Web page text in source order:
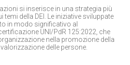
si inserisce in una strategia più
temi della DEI. Le iniziative sviluppate
in modo significativo al
UNI/PdR 125:2022, che
nella promozione della
delle persone.